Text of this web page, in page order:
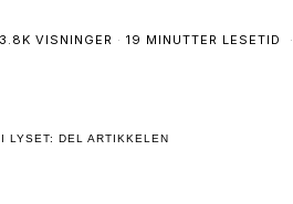
VISNINGER 19 MINUTTER LESETID
LYSET: DEL ARTIKKELEN